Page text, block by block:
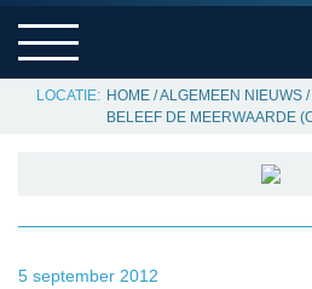
SERVICE
HOME /ALGEMEEN NIEUWS /
BELEEF DE MEERWAARDE
5 september 2012